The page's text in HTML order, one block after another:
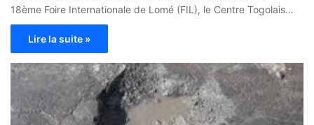
18ème Foire Internationale de Lomé (FIL), le Centre Togolais…
Lire la suite »